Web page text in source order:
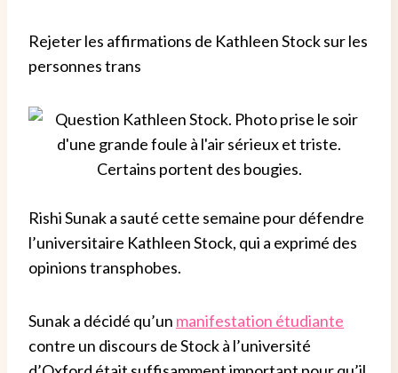
Rejeter les affirmations de Kathleen Stock sur les
personnes trans
Rishi Sunak a sauté cette semaine pour défendre
l’universitaire Kathleen Stock, qui a exprimé des
opinions transphobes.
Sunak a décidé qu’un manifestation étudiante
contre un discours de Stock à l’université